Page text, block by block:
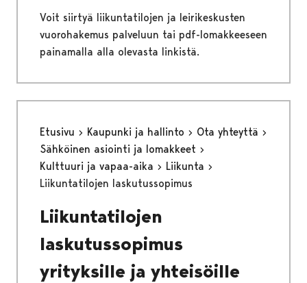
Voit siirtyä liikuntatilojen ja leirikeskusten
vuorohakemus palveluun tai pdf-lomakkeeseen
painamalla alla olevasta linkistä.
Etusivu Kaupunki ja hallinto
Ota yhteyttä
Sähköinen asiointi ja lomakkeet
Kulttuuri ja vapaa-aika
Liikunta
Liikuntatilojen laskutussopimus
Liikuntatilojen
laskutussopimus
yrityksille ja yhteisöille